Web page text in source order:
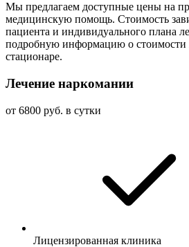
Мы предлагаем доступные цены на
медицинскую помощь. Стоимость
пациента и индивидуального плана
подробную информацию о стоимости
стационаре.
Лечение наркомании
от 6800 руб. в сутки
Лицензированная клиника